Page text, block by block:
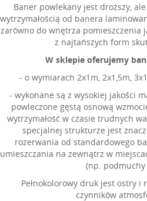
Baner powlekany jest droższy,
wytrzymałością od banera
zarówno do wnętrza pomieszczenia
z najtańszych form
W sklepie oferujemy
- o wymiarach 2x1m, 2x1,5m,
- wykonane są z wysokiej jakości
powleczone gęstą osnową
wytrzymałość w czasie trudnych
specjalnej strukturze jest
rozerwania od standardowego
umieszczania na zewnątrz w
(np. podmuchy
Pełnokolorowy druk jest ostry i
czynników